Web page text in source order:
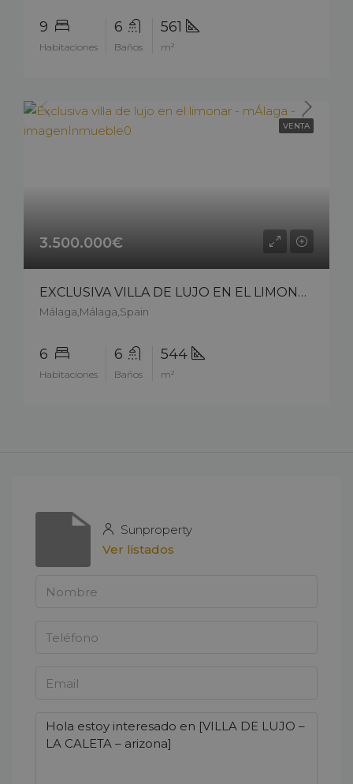
9
Habitaciones
6
Baños
561
m²
VENTA
3.500.000€
EXCLUSIVA VILLA DE LUJO EN EL LIMONAR – MÁLAGA – 11411cs25
Málaga,Málaga,Spain
6
Habitaciones
6
Baños
544
m²
Sunproperty
Ver listados